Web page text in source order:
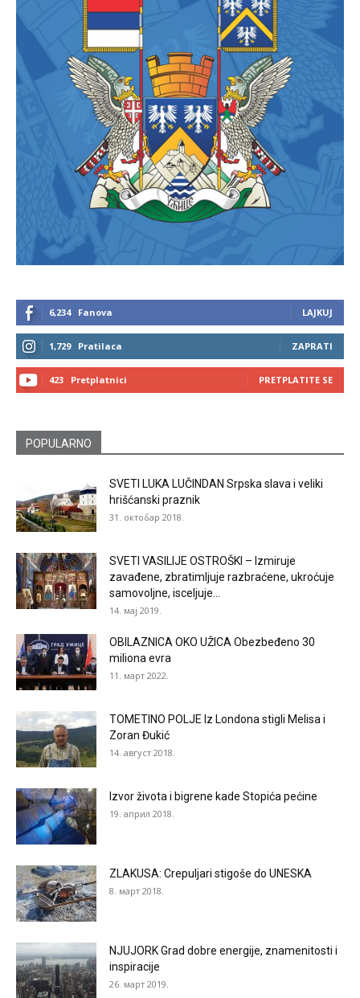
6,234 Fanova LAJKUJ
1,729 Pratilaca ZAPRATI
423 Pretplatnici PRETPLATITE SE
POPULARNO
SVETI LUKA LUČINDAN Srpska slava i veliki
hrišćanski praznik
31. октобар 2018.
SVETI VASILIJE OSTROŠKI – Izmiruje
zavađene, zbratimljuje razbraćene, ukroćuje
samovoljne, isceljuje...
14. мај 2019.
OBILAZNICA OKO UŽICA Obezbeđeno 30
miliona evra
11. март 2022.
TOMETINO POLJE Iz Londona stigli Melisa i
Zoran Đukić
14. август 2018.
Izvor života i bigrene kade Stopića pećine
19. април 2018.
ZLAKUSA: Crepuljari stigoše do UNESKA
8. март 2018.
NJUJORK Grad dobre energije, znamenitosti i
inspiracije
26. март 2019.